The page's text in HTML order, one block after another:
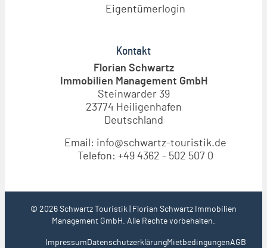
Eigentümerlogin
Kontakt
Florian Schwartz
Immobilien Management GmbH
Steinwarder 39
23774 Heiligenhafen
Deutschland
Email: info@schwartz-touristik.de
Telefon: +49 4362 - 502 507 0
© 2026 Schwartz Touristik | Florian Schwartz Immobilien
Management GmbH. Alle Rechte vorbehalten.
Impressum DatenschutzerklärungMietbedingungenAGB